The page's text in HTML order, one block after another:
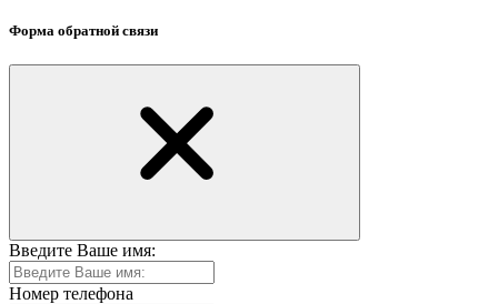
Форма обратной связи
Введите Ваше имя:
Номер телефона